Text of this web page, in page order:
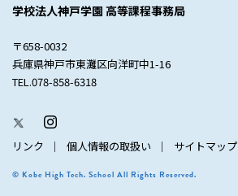
学校法人神戸学園 高等課程事務局
〒658-0032
兵庫県神戸市東灘区向洋町中1-16
TEL.078-858-6318
リンク 個人情報の取扱い サイトマップ
© Kobe High Tech. School All Rights Reserved.